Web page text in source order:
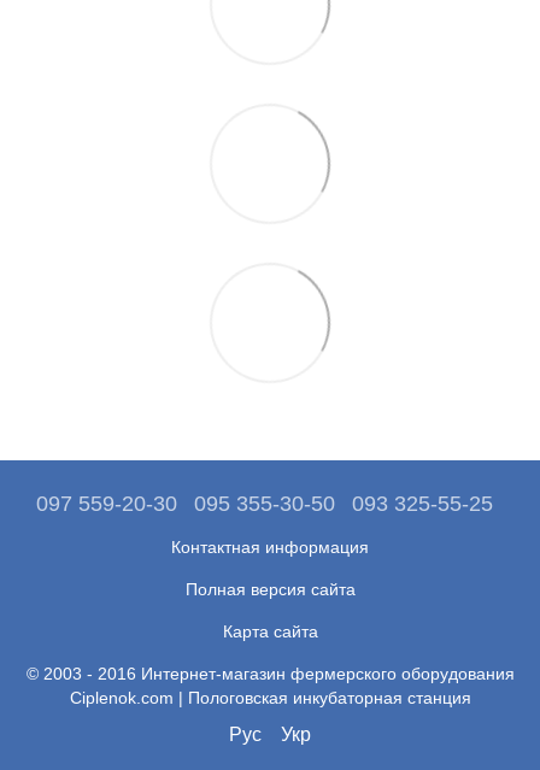
097 559-20-30 095 355-30-50 093 325-55-25
Контактная информация
Полная версия сайта
Карта сайта
© 2003 - 2016 Интернет-магазин фермерского оборудования
Ciplenok.com | Пологовская инкубаторная станция
Рус Укр